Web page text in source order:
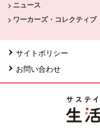
ニュース
ワーカーズ・コレクティブ
サイトポリシー
お問い合わせ